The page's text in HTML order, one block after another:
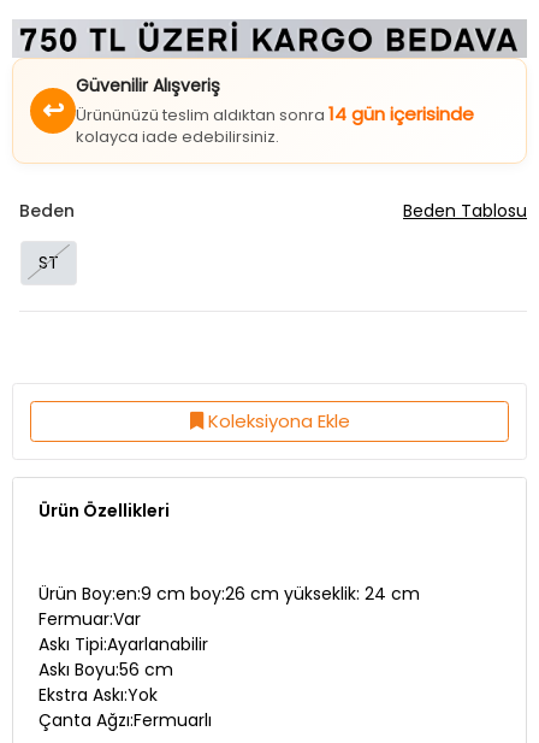
↩
Güvenilir Alışveriş
Ürününüzü teslim aldıktan sonra 14 gün içerisinde
kolayca iade edebilirsiniz.
Beden
ST
Beden Tablosu
Koleksiyona Ekle
Ürün Özellikleri
Ürün Boy:en:9 cm boy:26 cm yükseklik: 24 cm
Fermuar:Var
Askı Tipi:Ayarlanabilir
Askı Boyu:56 cm
Ekstra Askı:Yok
Çanta Ağzı:Fermuarlı